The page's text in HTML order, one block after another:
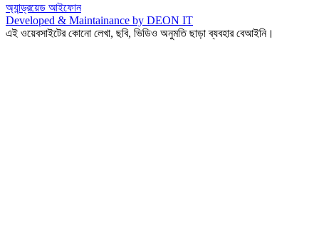
অ্যান্ড্রয়েড আইফোন
Developed & Maintainance by DEON IT
এই ওয়েবসাইটের কোনো লেখা, ছবি, ভিডিও অনুমতি ছাড়া ব্যবহার বেআইনি।